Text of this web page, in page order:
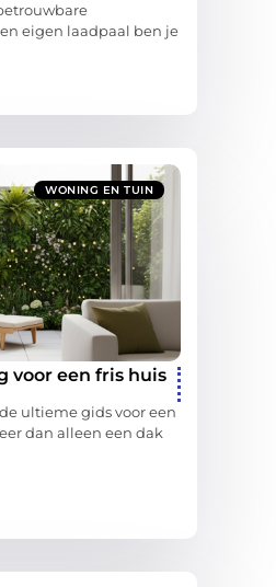
eigen laadpaal ben je
WONING EN TUIN
voor een fris huis
ultieme gids voor een
dan alleen een dak